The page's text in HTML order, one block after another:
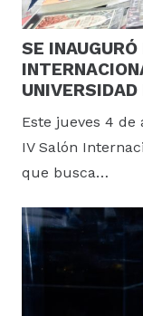
SE
UNIVERSIDAD
Este jueves 4
IV Salón
que busca…